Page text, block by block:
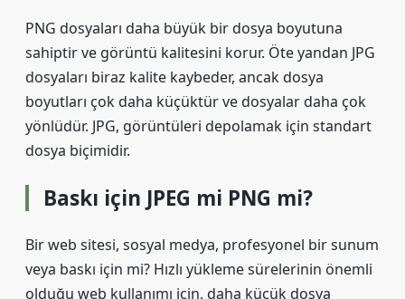
PNG dosyaları daha büyük bir dosya boyutuna
sahiptir ve görüntü kalitesini korur. Öte yandan JPG
dosyaları biraz kalite kaybeder, ancak dosya
boyutları çok daha küçüktür ve dosyalar daha çok
yönlüdür. JPG, görüntüleri depolamak için standart
dosya biçimidir.
Baskı için JPEG mi PNG mi?
Bir web sitesi, sosyal medya, profesyonel bir sunum
veya baskı için mi? Hızlı yükleme sürelerinin önemli
olduğu web kullanımı için, daha küçük dosya